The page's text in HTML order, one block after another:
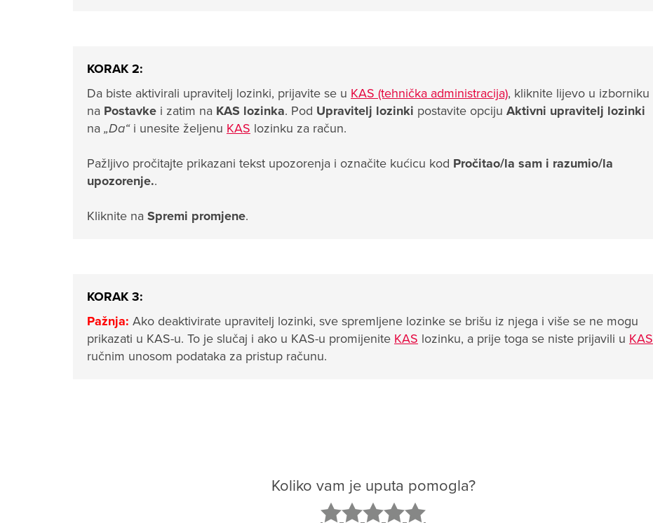
KORAK 2:
Da biste aktivirali upravitelj lozinki, prijavite se u KAS (tehnička administracija), kliknite lijevo u izborniku
na Postavke i zatim na KAS lozinka. Pod Upravitelj lozinki postavite opciju Aktivni upravitelj lozinki
na „Da“i unesite željenu KAS lozinku za račun.
Pažljivo pročitajte prikazani tekst upozorenja i označite kućicu kod Pročitao/la sam i razumio/la
upozorenje..
Kliknite na Spremi promjene.
KORAK 3:
Pažnja: Ako deaktivirate upravitelj lozinki, sve spremljene lozinke se brišu iz njega i više se ne mogu
prikazati u KAS-u. To je slučaj i ako u KAS-u promijenite KAS lozinku, a prije toga se niste prijavili u KAS
ručnim unosom podataka za pristup računu.
Koliko vam je uputa pomogla?